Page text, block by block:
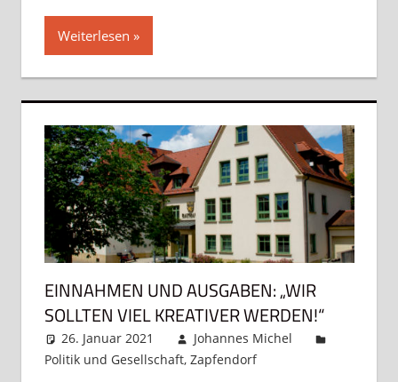
Weiterlesen
EINNAHMEN UND AUSGABEN: „WIR
SOLLTEN VIEL KREATIVER WERDEN!“
26. Januar 2021
Johannes Michel
Politik und Gesellschaft, Zapfendorf